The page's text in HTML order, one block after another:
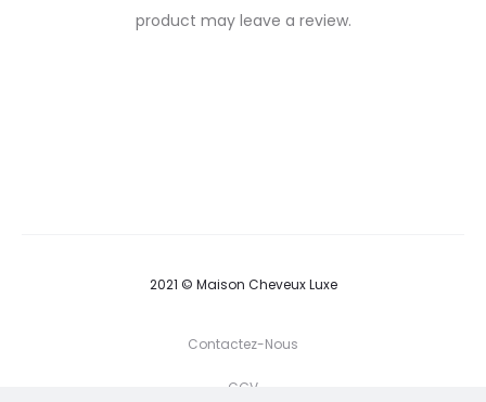
product may leave a review.
2021 © Maison Cheveux Luxe
Contactez-Nous
CGV